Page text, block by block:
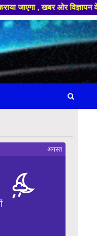
के लिए संपर्क करे
अगस्त